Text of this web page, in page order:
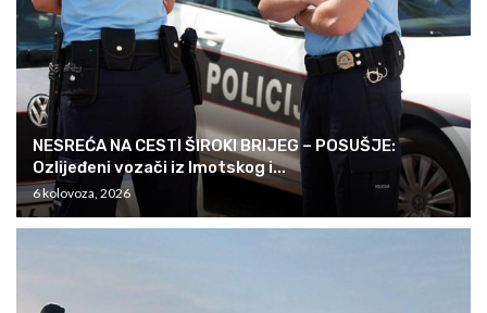
NESREĆA NA CESTI ŠIROKI BRIJEG – POSUŠJE:
Ozlijeđeni vozači iz Imotskog i...
6 kolovoza, 2026